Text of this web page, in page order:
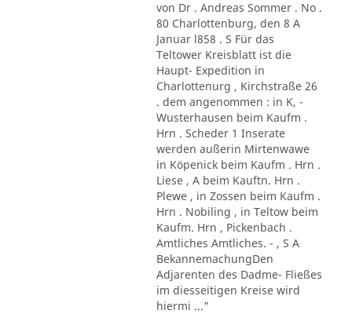
von Dr . Andreas Sommer . No .
80 Charlottenburg, den 8 A
Januar l858 . S Für das
Teltower Kreisblatt ist die
Haupt- Expedition in
Charlottenurg , Kirchstraße 26
. dem angenommen : in K, -
Wusterhausen beim Kaufm .
Hrn . Scheder 1 Inserate
werden außerin Mirtenwawe
in Köpenick beim Kaufm . Hrn .
Liese , A beim Kauftn. Hrn .
Plewe , in Zossen beim Kaufm .
Hrn . Nobiling , in Teltow beim
Kaufm. Hrn , Pickenbach .
Amtliches Amtliches. - , S A
BekannemachungDen
Adjarenten des Dadme- Fließes
im diesseitigen Kreise wird
hiermi ..."